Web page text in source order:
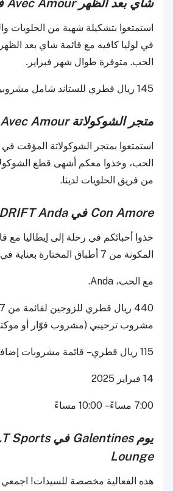
استمتعوا بتشكيلة شهية من الحلويات
في لوليا كافيه مع قائمة شاي بعد
الحب. متوفرة طوال شهر فبراير .
145 ريال قطري للستاند شامل مشروبين ساخنين
متجر الشوكولاتة Avec Amour في
استمتعوا بمتجر الشوكولاتة المؤقت في
الحب، وخذوا معكم أشهى قطع
من فريق الحلويات لدينا.
Con Amore في Anda
المكونة من 7 أطباق المختارة بعناية في Anda.
مع الحب، Anda.
مشروب ترحيبي (مشروب فوّار أو
115 ريال قطري – قائمة مشروبات إضافية
14 فبراير 2025
7:00 مساءً – 10:00 مساءً
يوم Galentines في
Sports
Lounge
هذه الفعالية مخصصة للسيدات!